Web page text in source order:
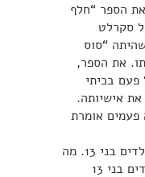
13, קראתי את הספר “חלף
סקרלט
“סוס
את הספר,
בכיתי
אישיותה.
פעמים אומרת
באותו הזמן היה לי חבר. שני ילדים בני 13. מה
יכול היה אז, להיות בין שני ילדים בני 13